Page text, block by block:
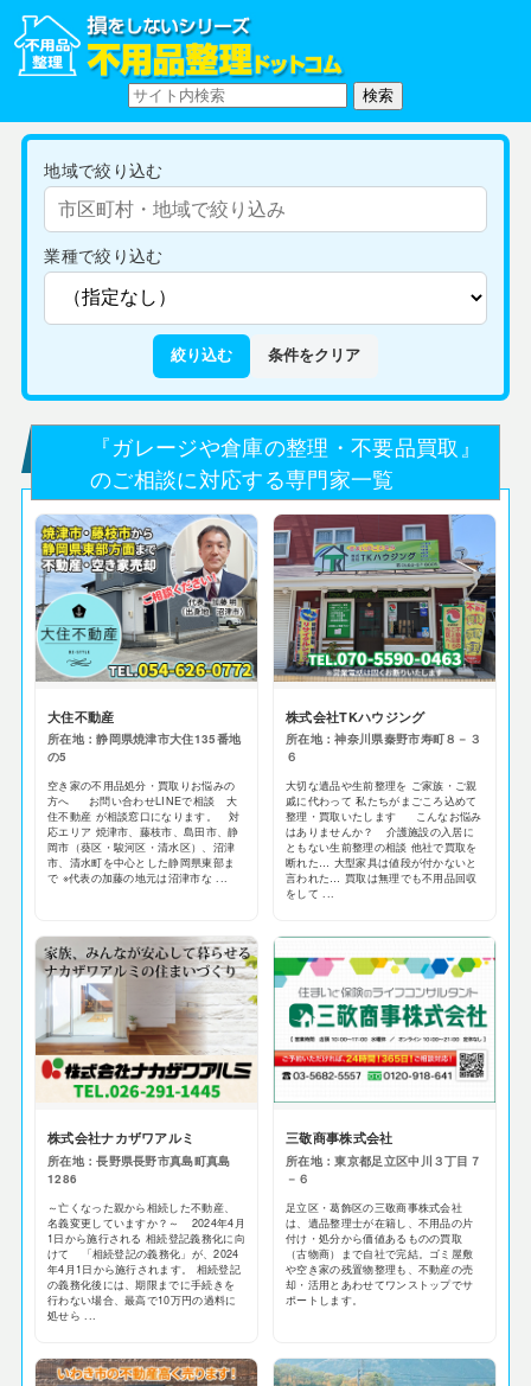
地域で絞り込む
業種で絞り込む
絞り込む 条件をクリア
『ガレージや倉庫の整理・不要品買取』
のご相談に対応する専門家一覧
大住不動産
所在地：静岡県焼津市大住135番地
の5
空き家の不用品処分・買取りお悩みの
方へ お問い合わせLINEで相談 大
住不動産 が相談窓口になります。 対
応エリア 焼津市、藤枝市、島田市、静
岡市（葵区・駿河区・清水区）、沼津
市、清水町を中心とした静岡県東部ま
で ※代表の加藤の地元は沼津市な ...
株式会社TKハウジング
所在地：神奈川県秦野市寿町８－３
６
大切な遺品や生前整理を ご家族・ご親
戚に代わって 私たちがまごころ込めて
整理・買取いたします こんなお悩み
はありませんか？ 介護施設の入居に
ともない生前整理の相談 他社で買取を
断れた… 大型家具は値段が付かないと
言われた… 買取は無理でも不用品回収
をして ...
株式会社ナカザワアルミ
所在地：長野県長野市真島町真島
1286
～亡くなった親から相続した不動産、
名義変更していますか？～ 2024年4月
1日から施行される 相続登記義務化に向
けて 「相続登記の義務化」が、2024
年4月1日から施行されます。 相続登記
の義務化後には、期限までに手続きを
行わない場合、最高で10万円の過料に
処せら ...
三敬商事株式会社
所在地：東京都足立区中川３丁目７
－６
足立区・葛飾区の三敬商事株式会社
は、遺品整理士が在籍し、不用品の片
付け・処分から価値あるものの買取
（古物商）まで自社で完結。ゴミ屋敷
や空き家の残置物整理も、不動産の売
却・活用とあわせてワンストップでサ
ポートします。